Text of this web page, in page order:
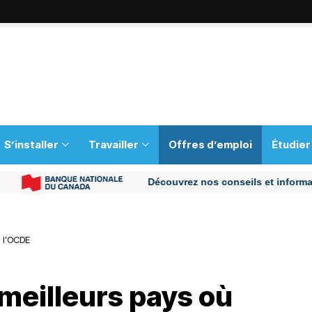
S’installer Travailler Offres d’emploi Étudier
Découvrez nos conseils et
pays où